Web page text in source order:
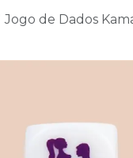
Jogo de Dados